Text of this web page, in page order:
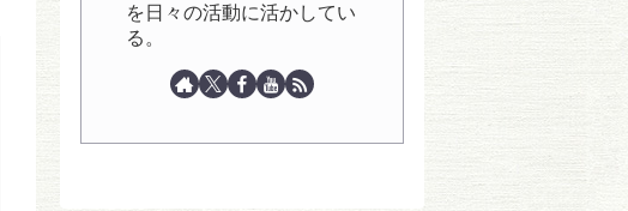
を日々の活動に活かしてい
る。